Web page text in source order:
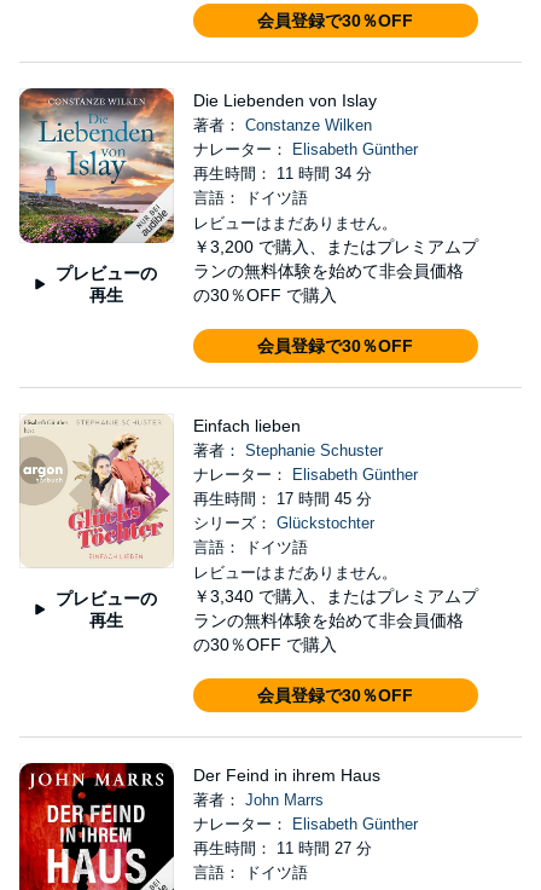
会員登録で30％OFF
プレビューの
再生
Die Liebenden von Islay
著者： Constanze Wilken
ナレーター：
Elisabeth Günther
再生時間： 11 時間 34 分
言語： ドイツ語
レビューはまだありません。
￥3,200 で購入、またはプレミアムプ
ランの無料体験を始めて非会員価格
の30％OFF で購入
会員登録で30％OFF
プレビューの
再生
Einfach lieben
著者： Stephanie Schuster
ナレーター：
Elisabeth Günther
再生時間： 17 時間 45 分
シリーズ： Glückstochter
言語： ドイツ語
レビューはまだありません。
￥3,340 で購入、またはプレミアムプ
ランの無料体験を始めて非会員価格
の30％OFF で購入
会員登録で30％OFF
Der Feind in ihrem Haus
著者： John Marrs
ナレーター：
Elisabeth Günther
再生時間： 11 時間 27 分
言語： ドイツ語